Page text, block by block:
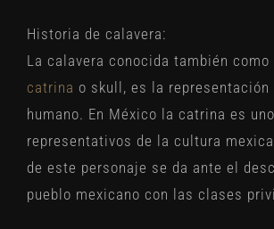
Historia de calavera:
La calavera conocida también como
catrina o skull, es la representación
humano. En México la catrina es
representativos de la cultura
de este personaje se da ante el
pueblo mexicano con las clases